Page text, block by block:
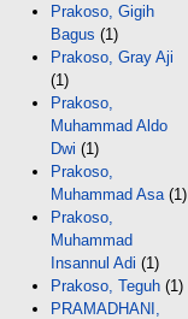
Prakoso, Gigih
Bagus (1)
Prakoso, Gray Aji
(1)
Prakoso,
Muhammad Aldo
Dwi (1)
Prakoso,
Muhammad Asa (1)
Prakoso,
Muhammad
Insannul Adi (1)
Prakoso, Teguh (1)
PRAMADHANI,